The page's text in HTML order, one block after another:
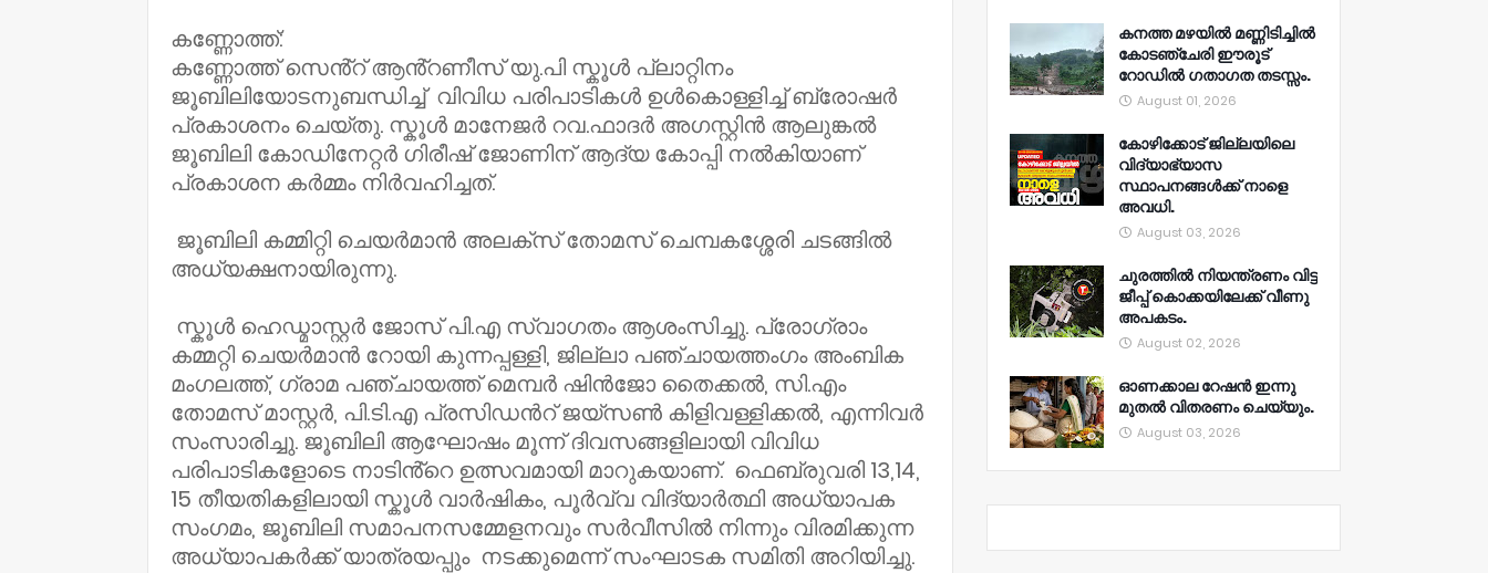
കണ്ണോത്ത്:
കണ്ണോത്ത് സെൻ്റ് ആൻ്റണീസ് യു.പി സ്കൂൾ പ്ലാറ്റിനം
ജൂബിലിയോടനുബന്ധിച്ച് വിവിധ പരിപാടികൾ ഉൾകൊള്ളിച്ച് ബ്രോഷർ
പ്രകാശനം ചെയ്തു. സ്കൂൾ മാനേജർ റവ.ഫാദർ അഗസ്റ്റിൻ ആലുങ്കൽ
ജൂബിലി കോഡിനേറ്റർ ഗിരീഷ് ജോണിന് ആദ്യ കോപ്പി നൽകിയാണ്
പ്രകാശന കർമ്മം നിർവഹിച്ചത്.
ജൂബിലി കമ്മിറ്റി ചെയർമാൻ അലക്സ് തോമസ് ചെമ്പകശ്ശേരി ചടങ്ങിൽ
അധ്യക്ഷനായിരുന്നു.
സ്കൂൾ ഹെഡ്മാസ്റ്റർ ജോസ് പി.എ സ്വാഗതം ആശംസിച്ചു. പ്രോഗ്രാം
കമ്മറ്റി ചെയർമാൻ റോയി കുന്നപ്പള്ളി, ജില്ലാ പഞ്ചായത്തംഗം അംബിക
മംഗലത്ത്, ഗ്രാമ പഞ്ചായത്ത് മെമ്പർ ഷിൻജോ തൈക്കൽ, സി.എം
തോമസ് മാസ്റ്റർ, പി.ടി.എ പ്രസിഡൻറ് ജയ്സൺ കിളിവള്ളിക്കൽ, എന്നിവർ
സംസാരിച്ചു. ജൂബിലി ആഘോഷം മൂന്ന് ദിവസങ്ങളിലായി വിവിധ
പരിപാടികളോടെ നാടിൻ്റെ ഉത്സവമായി മാറുകയാണ്. ഫെബ്രുവരി 13,14,
15 തീയതികളിലായി സ്കൂൾ വാർഷികം, പൂർവ്വ വിദ്യാർത്ഥി അധ്യാപക
സംഗമം, ജൂബിലി സമാപനസമ്മേളനവും സർവീസിൽ നിന്നും വിരമിക്കുന്ന
അധ്യാപകർക്ക് യാത്രയപ്പും നടക്കുമെന്ന് സംഘാടക സമിതി അറിയിച്ചു.
കനത്ത മഴയിൽ മണ്ണിടിച്ചിൽ
കോടഞ്ചേരി ഈരൂട്
റോഡിൽ ഗതാഗത തടസ്സം.
August 01, 2026
കോഴിക്കോട് ജില്ലയിലെ
വിദ്യാഭ്യാസ
സ്ഥാപനങ്ങൾക്ക് നാളെ
അവധി.
August 03, 2026
ചുരത്തിൽ നിയന്ത്രണം വിട്ട
ജീപ്പ് കൊക്കയിലേക്ക് വീണു
അപകടം.
August 02, 2026
ഓണക്കാല റേഷൻ ഇന്നു
മുതല്‍ വിതരണം ചെയ്യും.
August 03, 2026